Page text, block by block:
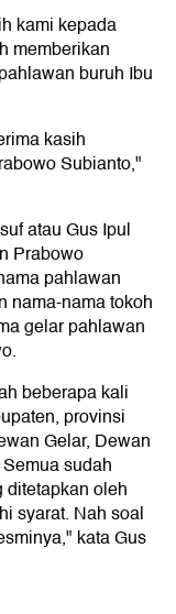
kami kepada
memberikan
buruh Ibu
kasih
Subianto,"
atau Gus Ipul
Prabowo
pahlawan
nama-nama tokoh
gelar pahlawan
beberapa kali
provinsi
Gelar, Dewan
sudah
oleh
syarat. Nah soal
kata Gus